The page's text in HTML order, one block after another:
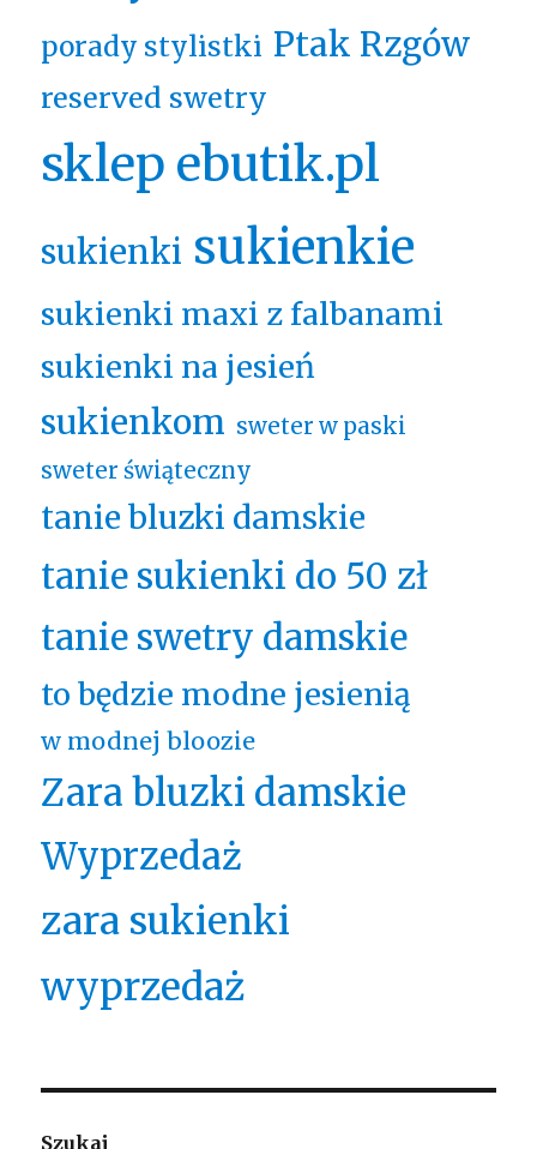
porady stylistki Ptak Rzgów
reserved swetry
sklep ebutik.pl
sukienki sukienkie
sukienki maxi z falbanami
sukienki na jesień
sukienkom sweter w paski
sweter świąteczny
tanie bluzki damskie
tanie sukienki do 50 zł
tanie swetry damskie
to będzie modne jesienią
w modnej bloozie
Zara bluzki damskie
Wyprzedaż
zara sukienki
wyprzedaż
Szukaj